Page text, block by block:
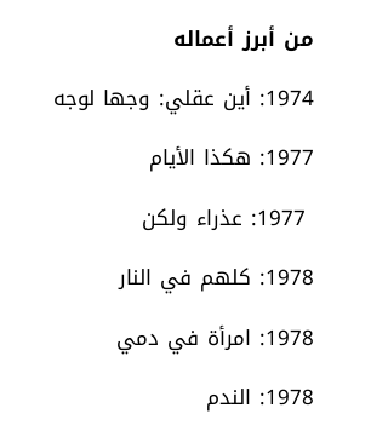
من أبرز أعماله
1974: أين عقلي: وجها لوجه
1977: هكذا الأيام
1978: كلهم في النار
1978: امرأة في دمي
1978: الندم